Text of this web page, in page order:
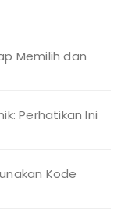
Memilih dan
Perhatikan Ini
Kode